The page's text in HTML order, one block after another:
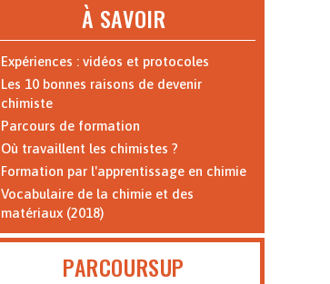
À SAVOIR
Expériences : vidéos et protocoles
Les 10 bonnes raisons de devenir
chimiste
Parcours de formation
Où travaillent les chimistes ?
Formation par l'apprentissage en chimie
Vocabulaire de la chimie et des
matériaux (2018)
PARCOURSUP